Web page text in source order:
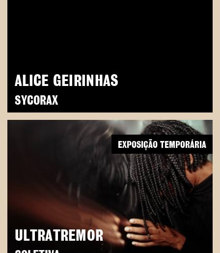
ALICE GEIRINHAS
SYCORAX
ULTRATREMOR
EXPOSIÇÃO TEMPORÁRIA